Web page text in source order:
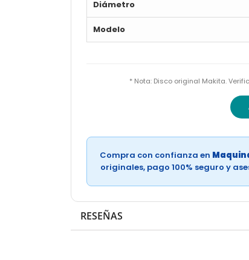
Diámetro
Modelo
* Nota: Disco original Makita.
Compra con confianza en
originales, pago 100% seguro y
RESEÑAS